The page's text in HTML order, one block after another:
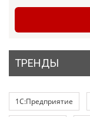
ТРЕНДЫ
1С:Предприятие